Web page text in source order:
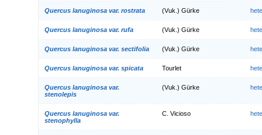
Quercus lanuginosa var. rostrata (Vuk.) Gürke
Quercus lanuginosa var. rufa (Vuk.) Gürke
Quercus lanuginosa var. sectifolia (Vuk.) Gürke
Quercus lanuginosa var. spicata Tourlet
Quercus lanuginosa var.
stenolepis
(Vuk.) Gürke
Quercus lanuginosa var.
stenophylla
C. Vicioso